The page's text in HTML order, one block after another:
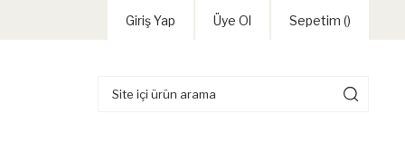
Giriş Yap Üye Ol Sepetim ()